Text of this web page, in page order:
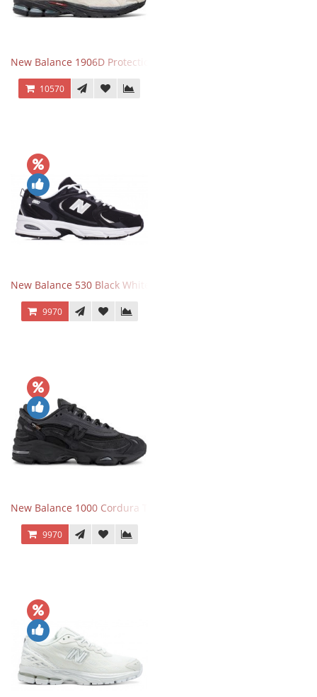
New Balance 1906D Protection Pack Turtledove
10570
New Balance 530 Black White Silver
9970
New Balance 1000 Cordura Trainers Black Cement
9970